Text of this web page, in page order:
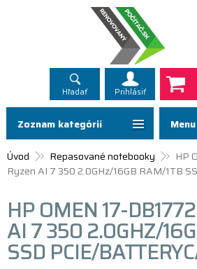
Hľadať Prihlásiť
Menu
Úvod Repasované notebooky
HP
Ryzen AI 7 350 2.0GHz/16GB RAM/1TB
HP OMEN 17-
AI 7 350 2.0GHZ/
SSD PCIE/
Zoznam kategórií